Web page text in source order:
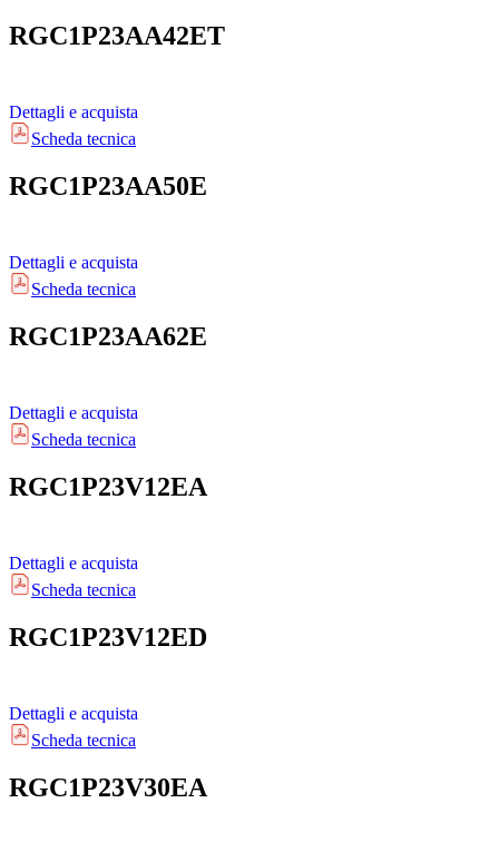
RGC1P23AA42ET
Dettagli e acquista
Scheda tecnica
RGC1P23AA50E
Dettagli e acquista
Scheda tecnica
RGC1P23AA62E
Dettagli e acquista
Scheda tecnica
RGC1P23V12EA
Dettagli e acquista
Scheda tecnica
RGC1P23V12ED
Dettagli e acquista
Scheda tecnica
RGC1P23V30EA